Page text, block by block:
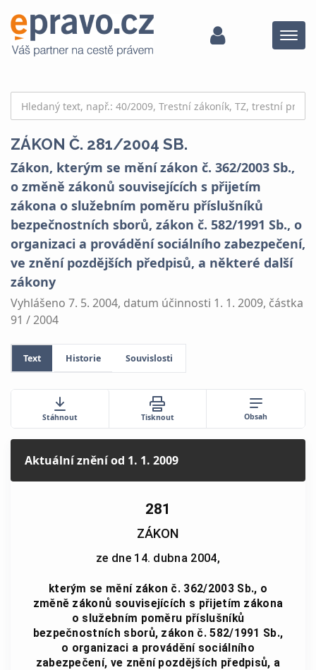
Menu
ZÁKON Č. 281/2004 SB.
Zákon, kterým se mění zákon č. 362/2003 Sb.,
o změně zákonů souvisejících s přijetím
zákona o služebním poměru příslušníků
bezpečnostních sborů, zákon č. 582/1991 Sb., o
organizaci a provádění sociálního zabezpečení,
ve znění pozdějších předpisů, a některé další
zákony
Vyhlášeno 7. 5. 2004, datum účinnosti 1. 1. 2009, částka
91 / 2004
Text Historie Souvislosti
Stáhnout Tisknout Obsah
Aktuální zněníod 1. 1. 2009
281
ZÁKON
ze dne 14. dubna 2004,
kterým se mění zákon č. 362/2003 Sb., o
změně zákonů souvisejících s přijetím zákona
o služebním poměru příslušníků
bezpečnostních sborů, zákon č. 582/1991 Sb.,
o organizaci a provádění sociálního
zabezpečení, ve znění pozdějších předpisů, a